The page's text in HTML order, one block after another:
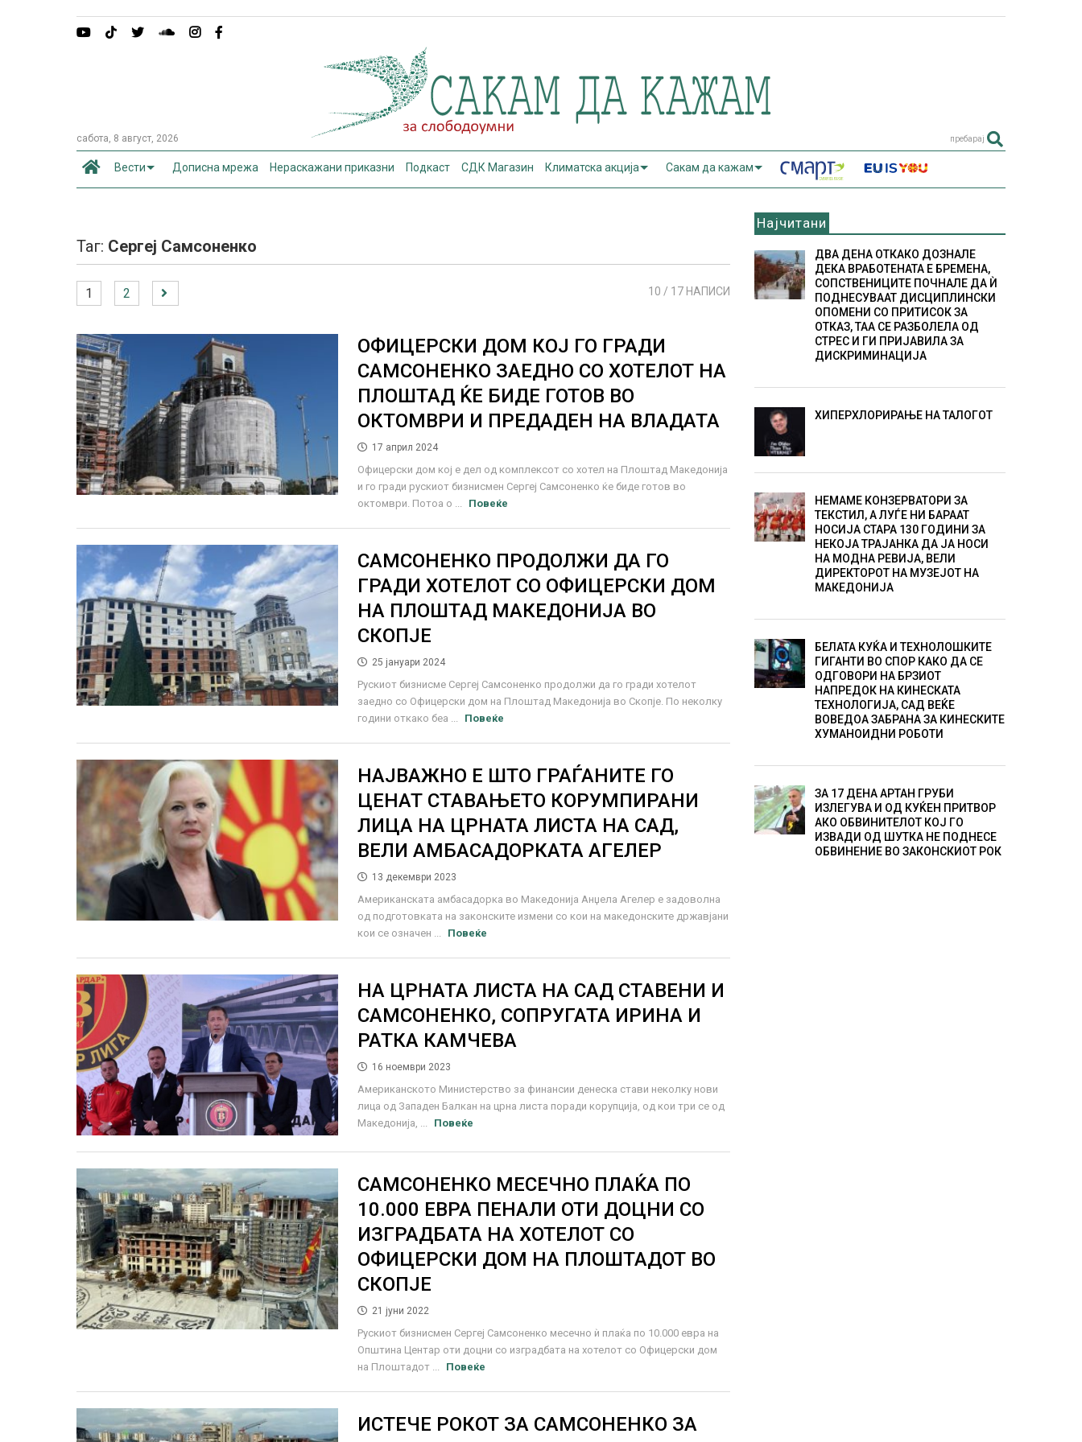
сабота, 8 август, 2026 пребарај
Вести Дописна мрежа Нераскажани приказни Подкаст СДК Магазин Климатска акција Сакам да кажам
Таг: Сергеј Самсоненко
1 2 10 / 17 НАПИСИ
ОФИЦЕРСКИ ДОМ КОЈ ГО ГРАДИ
САМСОНЕНКО ЗАЕДНО СО ХОТЕЛОТ НА
ПЛОШТАД ЌЕ БИДЕ ГОТОВ ВО
ОКТОМВРИ И ПРЕДАДЕН НА ВЛАДАТА
17 април 2024
Офицерски дом кој е дел од комплексот со хотел на Плоштад Македонија
и го гради рускиот бизнисмен Сергеј Самсоненко ќе биде готов во
октомври. Потоа о ...
Повеќе
САМСОНЕНКО ПРОДОЛЖИ ДА ГО
ГРАДИ ХОТЕЛОТ СО ОФИЦЕРСКИ ДОМ
НА ПЛОШТАД МАКЕДОНИЈА ВО
СКОПЈЕ
25 јануари 2024
Рускиот бизнисме Сергеј Самсоненко продолжи да го гради хотелот
заедно со Офицерски дом на Плоштад Македонија во Скопје. По неколку
години откако беа ...
Повеќе
НАЈВАЖНО Е ШТО ГРАЃАНИТЕ ГО
ЦЕНАТ СТАВАЊЕТО КОРУМПИРАНИ
ЛИЦА НА ЦРНАТА ЛИСТА НА САД,
ВЕЛИ АМБАСАДОРКАТА АГЕЛЕР
13 декември 2023
Американската амбасадорка во Македонија Анџела Агелер е задоволна
од подготовката на законските измени со кои на македонските државјани
кои се означен ...
Повеќе
НА ЦРНАТА ЛИСТА НА САД СТАВЕНИ И
САМСОНЕНКО, СОПРУГАТА ИРИНА И
РАТКА КАМЧЕВА
16 ноември 2023
Американското Министерство за финансии денеска стави неколку нови
лица од Западен Балкан на црна листа поради корупција, од кои три се од
Македонија, ...
Повеќе
САМСОНЕНКО МЕСЕЧНО ПЛАЌА ПО
10.000 ЕВРА ПЕНАЛИ ОТИ ДОЦНИ СО
ИЗГРАДБАТА НА ХОТЕЛОТ СО
ОФИЦЕРСКИ ДОМ НА ПЛОШТАДОТ ВО
СКОПЈЕ
21 јуни 2022
Рускиот бизнисмен Сергеј Самсоненко месечно ѝ плаќа по 10.000 евра на
Општина Центар оти доцни со изградбата на хотелот со Офицерски дом
на Плоштадот ...
Повеќе
ИСТЕЧЕ РОКОТ ЗА САМСОНЕНКО ЗА
Најчитани
ДВА ДЕНА ОТКАКО ДОЗНАЛЕ
ДЕКА ВРАБОТЕНАТА Е БРЕМЕНА,
СОПСТВЕНИЦИТЕ ПОЧНАЛЕ ДА Ѝ
ПОДНЕСУВААТ ДИСЦИПЛИНСКИ
ОПОМЕНИ СО ПРИТИСОК ЗА
ОТКАЗ, ТАА СЕ РАЗБОЛЕЛА ОД
СТРЕС И ГИ ПРИЈАВИЛА ЗА
ДИСКРИМИНАЦИЈА
ХИПЕРХЛОРИРАЊЕ НА ТАЛОГОТ
НЕМАМЕ КОНЗЕРВАТОРИ ЗА
ТЕКСТИЛ, А ЛУЃЕ НИ БАРААТ
НОСИЈА СТАРА 130 ГОДИНИ ЗА
НЕКОЈА ТРАЈАНКА ДА ЈА НОСИ
НА МОДНА РЕВИЈА, ВЕЛИ
ДИРЕКТОРОТ НА МУЗЕЈОТ НА
МАКЕДОНИЈА
БЕЛАТА КУЌА И ТЕХНОЛОШКИТЕ
ГИГАНТИ ВО СПОР КАКО ДА СЕ
ОДГОВОРИ НА БРЗИОТ
НАПРЕДОК НА КИНЕСКАТА
ТЕХНОЛОГИЈА, САД ВЕЌЕ
ВОВЕДОА ЗАБРАНА ЗА КИНЕСКИТЕ
ХУМАНОИДНИ РОБОТИ
ЗА 17 ДЕНА АРТАН ГРУБИ
ИЗЛЕГУВА И ОД КУЌЕН ПРИТВОР
АКО ОБВИНИТЕЛОТ КОЈ ГО
ИЗВАДИ ОД ШУТКА НЕ ПОДНЕСЕ
ОБВИНЕНИЕ ВО ЗАКОНСКИОТ РОК